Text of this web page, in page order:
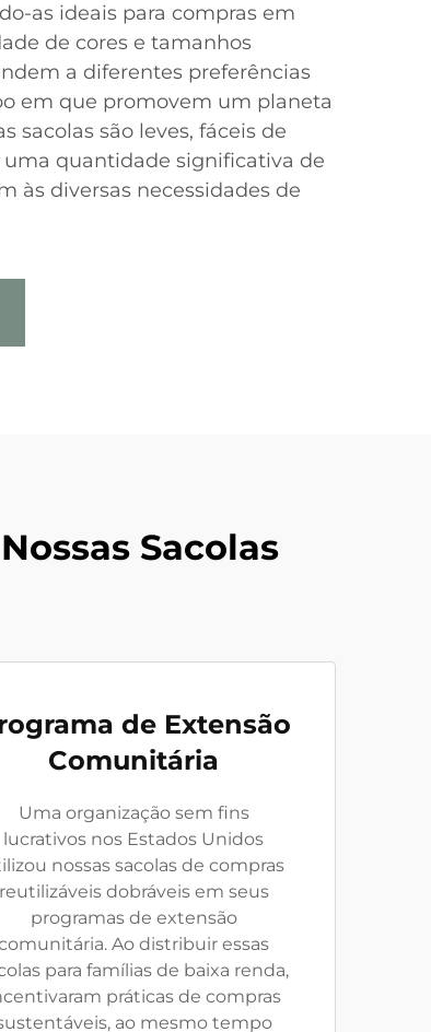
as ideais para compras em
de cores e tamanhos
a diferentes preferências
em que promovem um planeta
sacolas são leves, fáceis de
quantidade significativa de
às diversas necessidades de
Sacolas
de Extensão
Comunitária
Uma organização sem fins
lucrativos nos Estados Unidos
nossas sacolas de compras
reutilizáveis dobráveis em seus
programas de extensão
Ao distribuir essas
para famílias de baixa renda,
práticas de compras
ao mesmo tempo